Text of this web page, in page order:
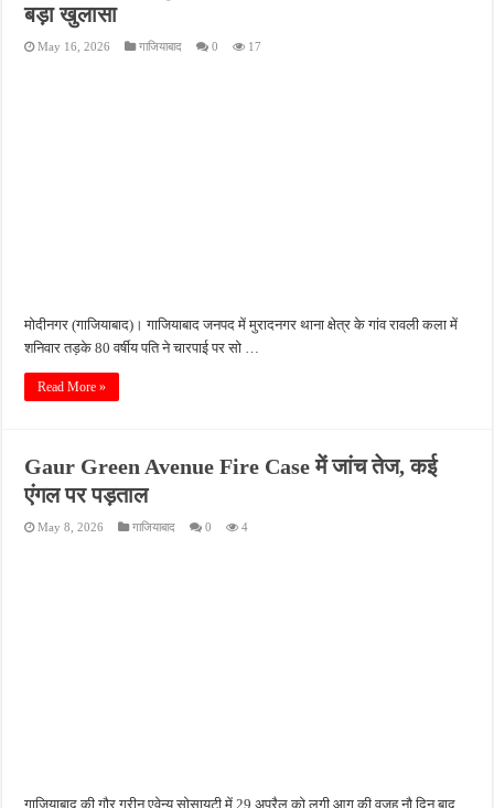
बड़ा खुलासा
May 16, 2026 गाजियाबाद 0 17
मोदीनगर (गाजियाबाद)। गाजियाबाद जनपद में मुरादनगर थाना क्षेत्र के गांव रावली कला में
शनिवार तड़के 80 वर्षीय पति ने चारपाई पर सो …
Read More »
Gaur Green Avenue Fire Case में जांच तेज, कई
एंगल पर पड़ताल
May 8, 2026 गाजियाबाद 0 4
गाजियाबाद की गौर ग्रीन एवेन्यू सोसायटी में 29 अप्रैल को लगी आग की वजह नौ दिन बाद